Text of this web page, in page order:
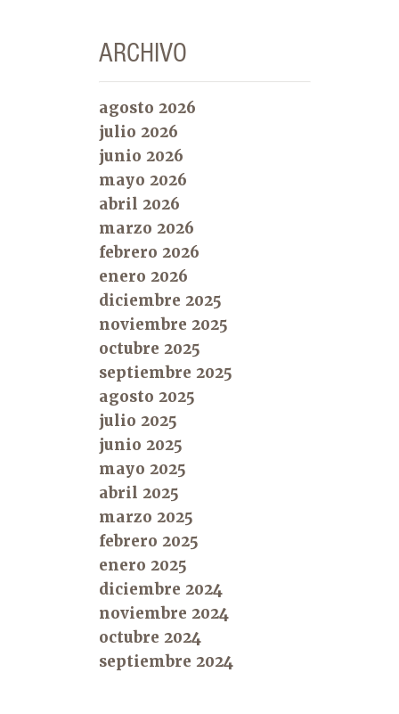
ARCHIVO
agosto 2026
julio 2026
junio 2026
mayo 2026
abril 2026
marzo 2026
febrero 2026
enero 2026
diciembre 2025
noviembre 2025
octubre 2025
septiembre 2025
agosto 2025
julio 2025
junio 2025
mayo 2025
abril 2025
marzo 2025
febrero 2025
enero 2025
diciembre 2024
noviembre 2024
octubre 2024
septiembre 2024